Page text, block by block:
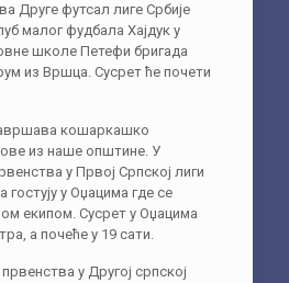
Друге футсал лиге Србије
малог фудбала Хајдук у
школе Петефи бригада
из Вршца. Сусрет ће почети
кошаркашко
из наше општине. У
у Првој Српској лиги
у Оџацима где се
екипом. Сусрет у Оџацима
а почеће у 19 сати.
у Другој српској